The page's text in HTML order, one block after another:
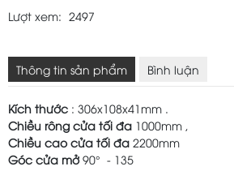
Lượt xem: 2497
Thông tin sản phẩm Bình luận
Kích thước : 306x108x41mm .
Chiều rông cửa tối đa 1000mm ,
Chiều cao cửa tối đa 2200mm
Góc cửa mở90° - 135